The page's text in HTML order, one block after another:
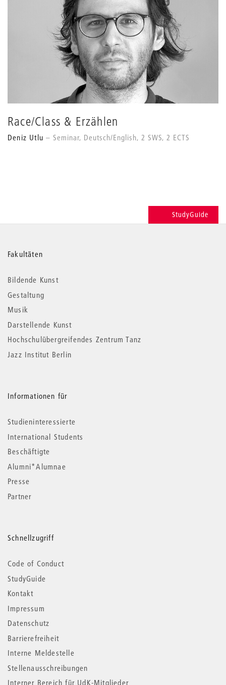
Race/Class & Erzählen
Deniz Utlu Seminar, Deutsch/English, 2 SWS, 2 ECTS
StudyGuide
Weitere
Informationen
Fakultäten
Bildende Kunst
Gestaltung
Musik
Darstellende Kunst
Hochschulübergreifendes Zentrum Tanz
Jazz Institut Berlin
Informationen für
Studieninteressierte
International Students
Beschäftigte
Alumni*Alumnae
Presse
Partner
Schnellzugriff
Code of Conduct
StudyGuide
Kontakt
Impressum
Datenschutz
Barrierefreiheit
Interne Meldestelle
Stellenausschreibungen
Interner Bereich für UdK-Mitglieder